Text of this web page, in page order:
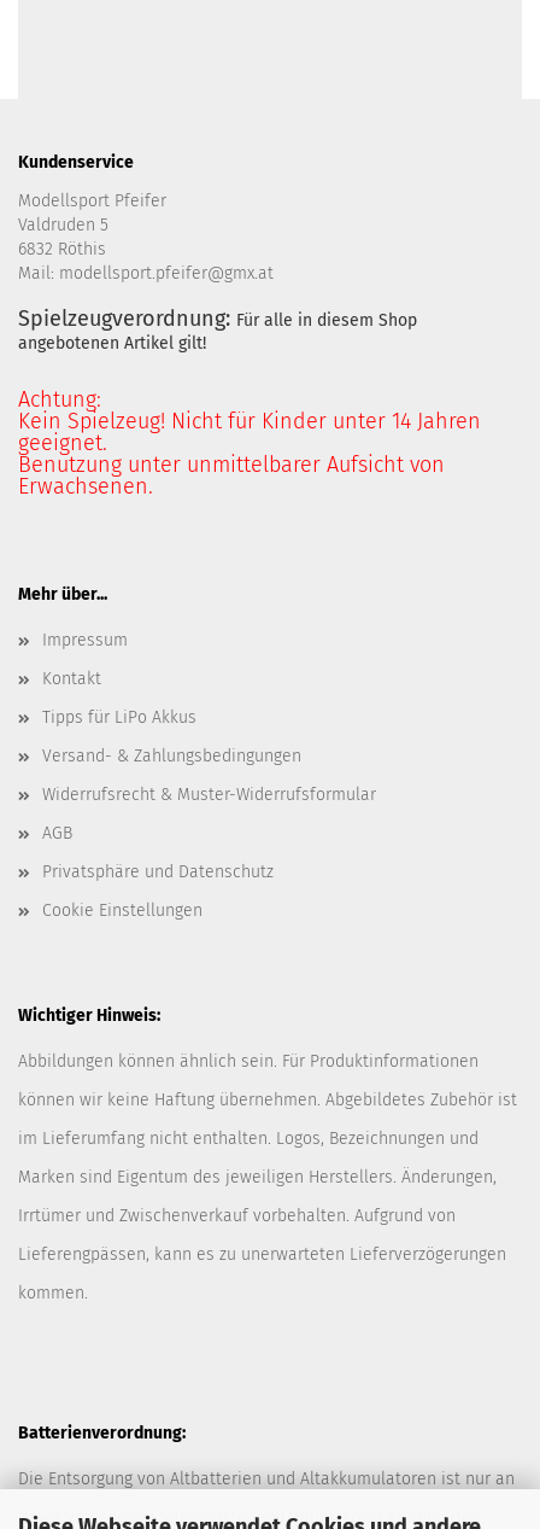
Kundenservice
Modellsport Pfeifer
Valdruden 5
6832 Röthis
Mail: modellsport.pfeifer@gmx.at
Spielzeugverordnung: Für alle in diesem Shop
angebotenen Artikel gilt!
Achtung:
Kein Spielzeug! Nicht für Kinder unter 14 Jahren
geeignet.
Benutzung unter unmittelbarer Aufsicht von
Erwachsenen.
Mehr über...
Impressum
Kontakt
Tipps für LiPo Akkus
Versand- & Zahlungsbedingungen
Widerrufsrecht & Muster-Widerrufsformular
AGB
Privatsphäre und Datenschutz
Cookie Einstellungen
Wichtiger Hinweis:
Abbildungen können ähnlich sein. Für Produktinformationen
können wir keine Haftung übernehmen. Abgebildetes Zubehör ist
im Lieferumfang nicht enthalten. Logos, Bezeichnungen und
Marken sind Eigentum des jeweiligen Herstellers. Änderungen,
Irrtümer und Zwischenverkauf vorbehalten. Aufgrund von
Lieferengpässen, kann es zu unerwarteten Lieferverzögerungen
kommen.
Batterienverordnung:
Die Entsorgung von Altbatterien und Altakkumulatoren ist nur an
davor vorgesehen Sammelstellen (Müllplätzen) erlaubt. Des